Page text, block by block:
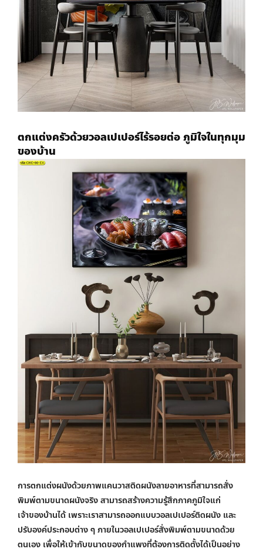
ตกแต่งครัวด้วยวอลเปเปอร์ไร้รอยต่อภูมิใจในทุกมุม
ของบ้าน
การตกแต่งผนังด้วยภาพแคนวาสติดผนังลายอาหารที่สามารถสั่ง
พิมพ์ตามขนาดผนังจริง สามารถสร้างความรู้สึกภาคภูมิใจแก่
เจ้าของบ้านได้ เพราะเราสามารถออกแบบวอลเปเปอร์ติดผนัง และ
ปรับองค์ประกอบต่าง ๆ ภายในวอลเปเปอร์สั่งพิมพ์ตามขนาดด้วย
ตนเอง เพื่อให้เข้ากับขนาดของกำแพงที่ต้องการติดตั้งได้เป็นอย่าง